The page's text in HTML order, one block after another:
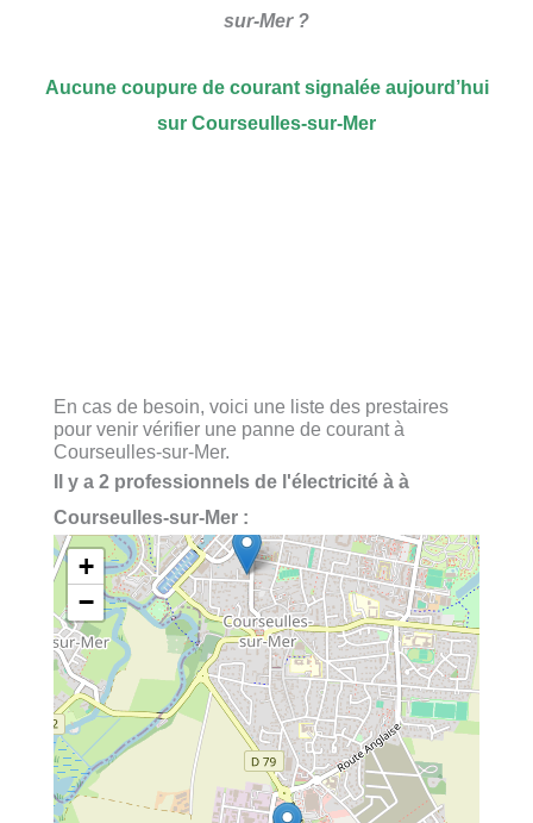
sur-Mer ?
Aucune coupure de courant signalée aujourd’hui
sur Courseulles-sur-Mer
En cas de besoin, voici une liste des prestaires
pour venir vérifier une panne de courant à
Courseulles-sur-Mer.
Il y a 2 professionnels de l'électricité à à
Courseulles-sur-Mer :
+
−